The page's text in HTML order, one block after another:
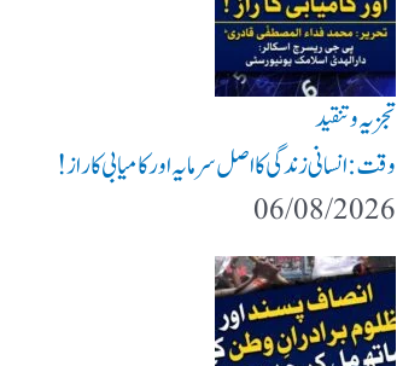
تجزیہ و تنقید
وقت: انسانی زندگی کا اصل سرمایہ اور کامیابی کا راز !
06/08/2026